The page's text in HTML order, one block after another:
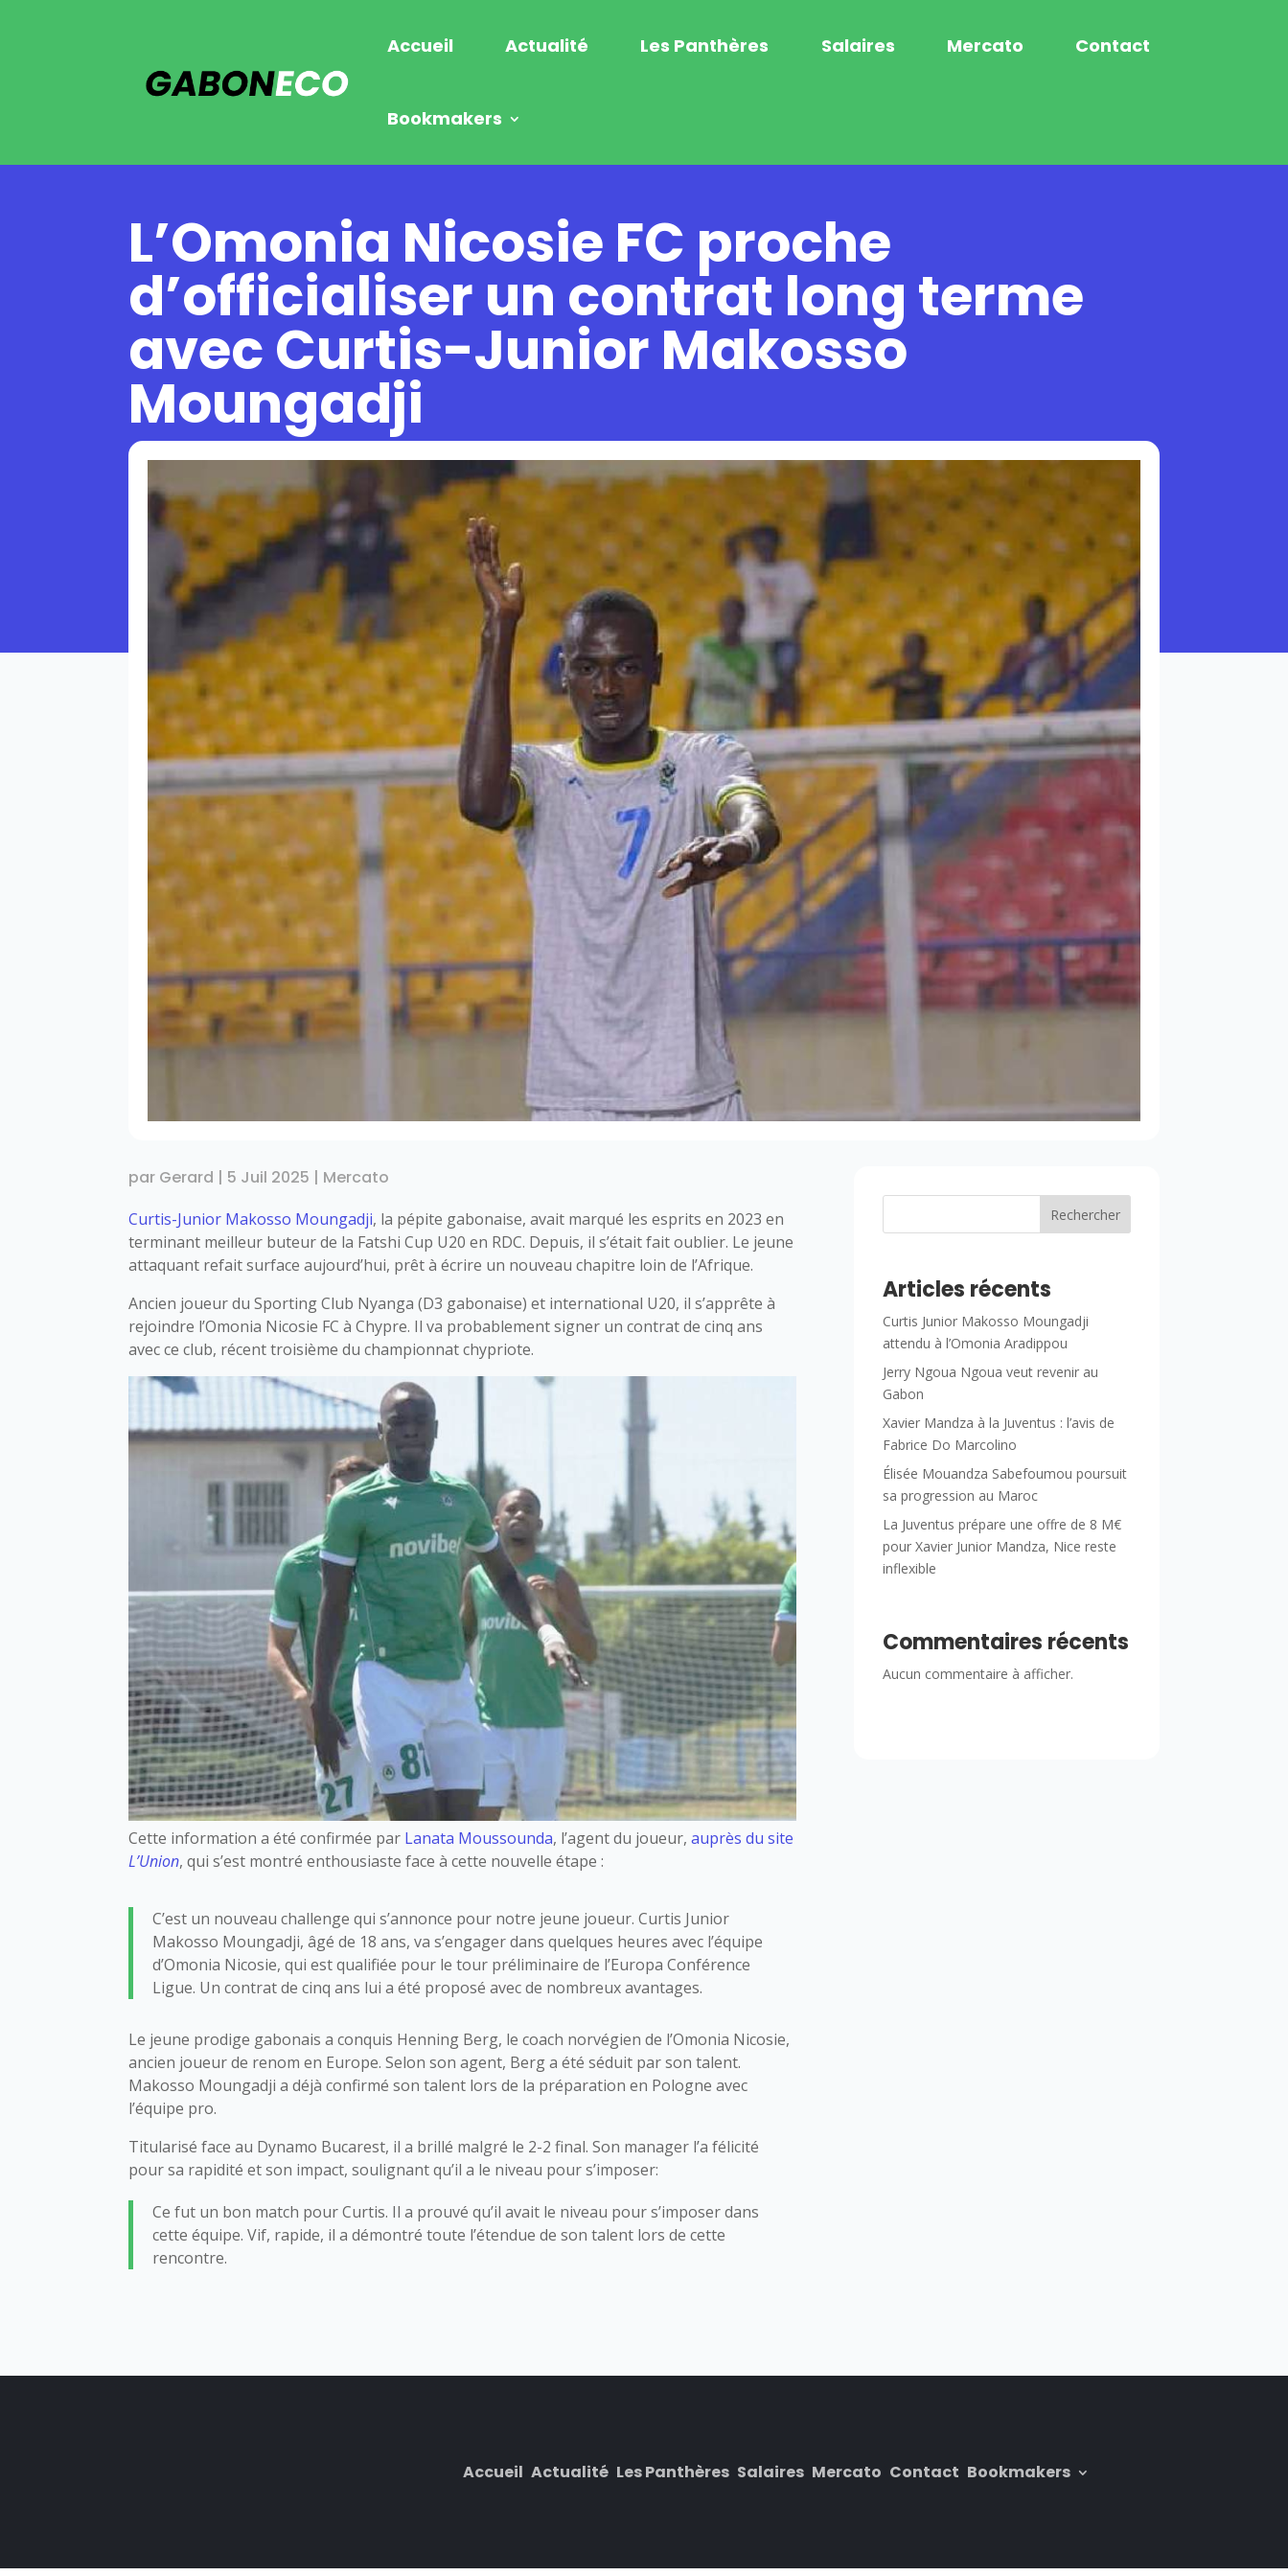
Accueil Actualité Les Panthères Salaires Mercato Contact
Bookmakers
L’Omonia Nicosie FC proche
d’officialiser un contrat long terme
avec Curtis-Junior Makosso
Moungadji
par Gerard | 5 Juil 2025 | Mercato
Curtis-Junior Makosso Moungadji, la pépite gabonaise, avait marqué les esprits en 2023 en
terminant meilleur buteur de la Fatshi Cup U20 en RDC. Depuis, il s’était fait oublier. Le jeune
attaquant refait surface aujourd’hui, prêt à écrire un nouveau chapitre loin de l’Afrique.
Ancien joueur du Sporting Club Nyanga (D3 gabonaise) et international U20, il s’apprête à
rejoindre l’Omonia Nicosie FC à Chypre. Il va probablement signer un contrat de cinq ans
avec ce club, récent troisième du championnat chypriote.
Cette information a été confirmée par Lanata Moussounda, l’agent du joueur,auprès du site
L’Union, qui s’est montré enthousiaste face à cette nouvelle étape :
C’est un nouveau challenge qui s’annonce pour notre jeune joueur. Curtis Junior
Makosso Moungadji, âgé de 18 ans, va s’engager dans quelques heures avec l’équipe
d’Omonia Nicosie, qui est qualifiée pour le tour préliminaire de l’Europa Conférence
Ligue. Un contrat de cinq ans lui a été proposé avec de nombreux avantages.
Le jeune prodige gabonais a conquis Henning Berg, le coach norvégien de l’Omonia Nicosie,
ancien joueur de renom en Europe. Selon son agent, Berg a été séduit par son talent.
Makosso Moungadji a déjà confirmé son talent lors de la préparation en Pologne avec
l’équipe pro.
Titularisé face au Dynamo Bucarest, il a brillé malgré le 2-2 final. Son manager l’a félicité
pour sa rapidité et son impact, soulignant qu’il a le niveau pour s’imposer:
Ce fut un bon match pour Curtis. Il a prouvé qu’il avait le niveau pour s’imposer dans
cette équipe. Vif, rapide, il a démontré toute l’étendue de son talent lors de cette
rencontre.
Rechercher
Articles récents
Curtis Junior Makosso Moungadji
attendu à l’Omonia Aradippou
Jerry Ngoua Ngoua veut revenir au
Gabon
Xavier Mandza à la Juventus : l’avis de
Fabrice Do Marcolino
Élisée Mouandza Sabefoumou poursuit
sa progression au Maroc
La Juventus prépare une offre de 8 M€
pour Xavier Junior Mandza, Nice reste
inflexible
Commentaires récents
Aucun commentaire à afficher.
Accueil Actualité Les Panthères Salaires Mercato Contact Bookmakers